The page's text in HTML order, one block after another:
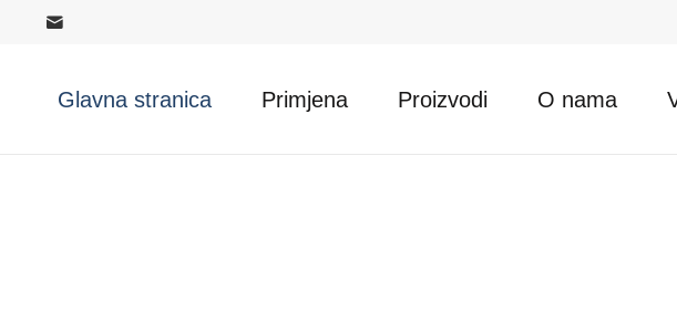
Glavna stranica Primjena Proizvodi O nama